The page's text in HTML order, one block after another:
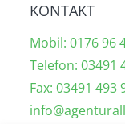
KONTAKT
Mobil: 0176 96
Telefon: 03491
Fax: 03491 493